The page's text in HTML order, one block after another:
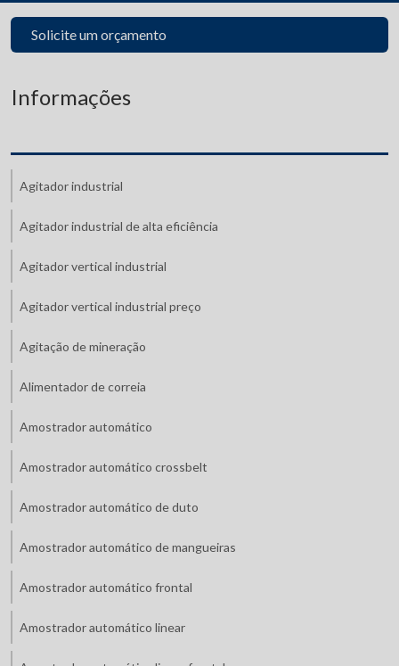
Solicite um orçamento
Informações
Agitador industrial
Agitador industrial de alta eficiência
Agitador vertical industrial
Agitador vertical industrial preço
Agitação de mineração
Alimentador de correia
Amostrador automático
Amostrador automático crossbelt
Amostrador automático de duto
Amostrador automático de mangueiras
Amostrador automático frontal
Amostrador automático linear